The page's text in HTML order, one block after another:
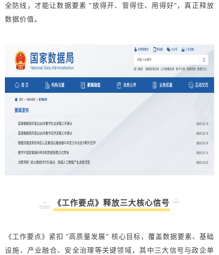
全防线，才能让数据要素 “放得开、管得住、用得好”，真正释放
数据价值。
《工作要点》释放三大核心信号
《工作要点》紧扣 “高质量发展” 核心目标，覆盖数据要素、基础
设施、产业融合、安全治理等关键领域，其中三大信号与政企单